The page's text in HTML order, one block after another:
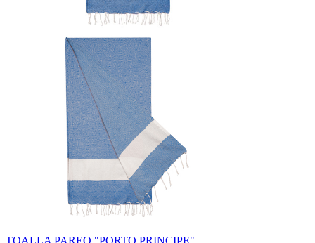
TOALLA PAREO "PORTO PRINCIPE"